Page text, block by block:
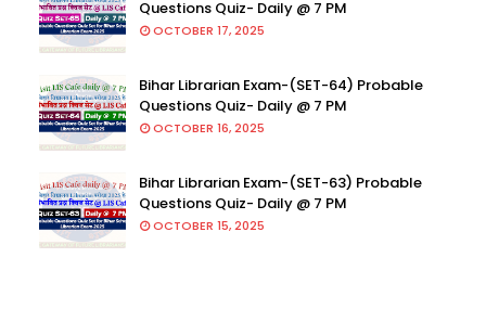
Questions Quiz- Daily @ 7 PM
OCTOBER 17, 2025
Bihar Librarian Exam-(SET-64) Probable
Questions Quiz- Daily @ 7 PM
OCTOBER 16, 2025
Bihar Librarian Exam-(SET-63) Probable
Questions Quiz- Daily @ 7 PM
OCTOBER 15, 2025